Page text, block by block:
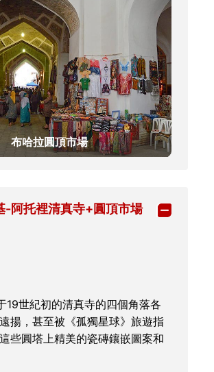
布哈拉圓頂市場
-阿托裡清真寺+圓頂市場
19世紀初的清真寺的四個角落各
揚，甚至被《孤獨星球》旅遊指
些圓塔上精美的瓷磚鑲嵌圖案和